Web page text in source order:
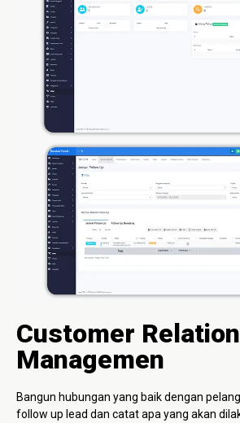
Customer Relation
Managemen
Bangun hubungan yang baik dengan
follow up lead dan catat apa yang akan